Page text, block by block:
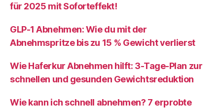
für 2025 mit Soforteffekt!
GLP-1 Abnehmen: Wie du mit der
Abnehmspritze bis zu 15 % Gewicht verlierst
Wie Haferkur Abnehmen hilft: 3-Tage-Plan zur
schnellen und gesunden Gewichtsreduktion
Wie kann ich schnell abnehmen? 7 erprobte